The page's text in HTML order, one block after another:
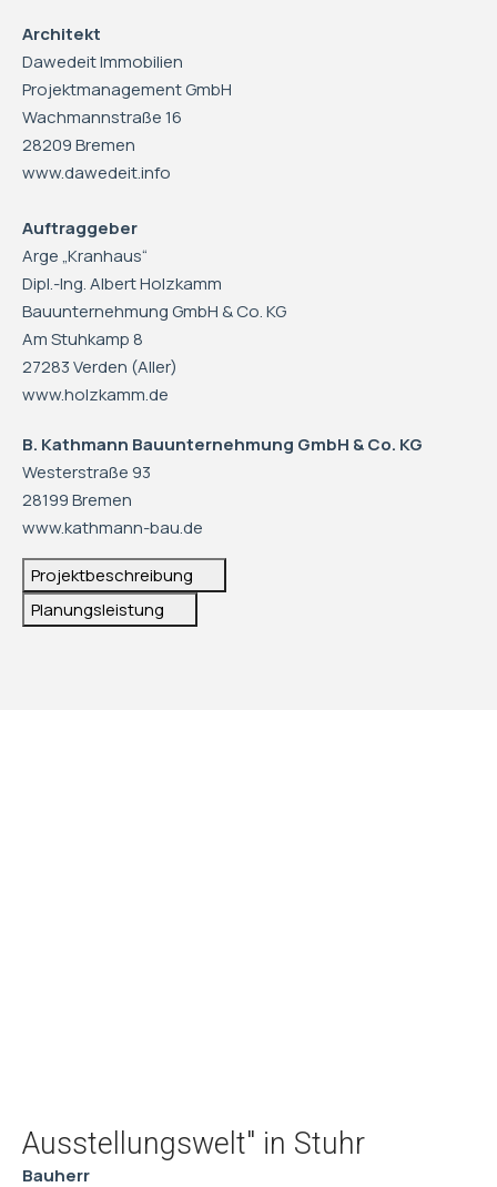
Architekt
Dawedeit Immobilien
Projektmanagement GmbH
Wachmannstraße 16
28209 Bremen
www.dawedeit.info
Auftraggeber
Arge „Kranhaus“
Dipl.-Ing. Albert Holzkamm
Bauunternehmung GmbH & Co. KG
Am Stuhkamp 8
27283 Verden (Aller)
www.holzkamm.de
B. Kathmann Bauunternehmung GmbH & Co. KG
Westerstraße 93
28199 Bremen
www.kathmann-bau.de
Projektbeschreibung
Planungsleistung
Ausstellungswelt" in Stuhr
Bauherr